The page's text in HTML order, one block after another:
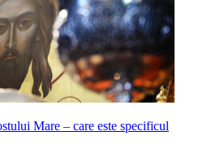
Mare – care este specificul